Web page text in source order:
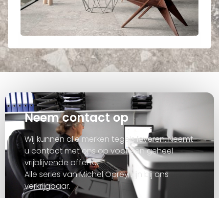
Neem contact op
Wij kunnen alle merken tegels leveren. Neemt
u contact met ons op voor een geheel
vrijblijvende offerte.
Alle series van Michel Oprey zijn bij ons
verkrijgbaar.